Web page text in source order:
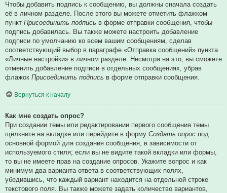
Чтобы добавить подпись к сообщению, вы должны сначала создать
её в личном разделе. После этого вы можете отметить флажком
пункт Присоединить подпись в форме отправки сообщения, чтобы
подпись добавилась. Вы также можете настроить добавление
подписи по умолчанию ко всем вашим сообщениям, сделав
соответствующий выбор в параграфе «Отправка сообщений» пункта
«Личные настройки» в личном разделе. Несмотря на это, вы сможете
отменить добавление подписи в отдельных сообщениях, убрав
флажок Присоединить подпись в форме отправки сообщения.
Вернуться к началу
Как мне создать опрос?
При создании темы или редактировании первого сообщения темы
щёлкните на вкладке или перейдите в форму Создать опрос под
основной формой для создания сообщения, в зависимости от
используемого стиля; если вы не видите такой вкладки или формы,
то вы не имеете прав на создание опросов. Укажите вопрос и как
минимум два варианта ответа в соответствующих полях,
убедившись, что каждый вариант находится на отдельной строке
текстового поля. Вы также можете задать количество вариантов,